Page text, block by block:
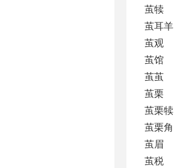
茧犊
茧耳羊
茧观
茧馆
茧茧
茧栗
茧栗犊
茧栗角
茧眉
茧税